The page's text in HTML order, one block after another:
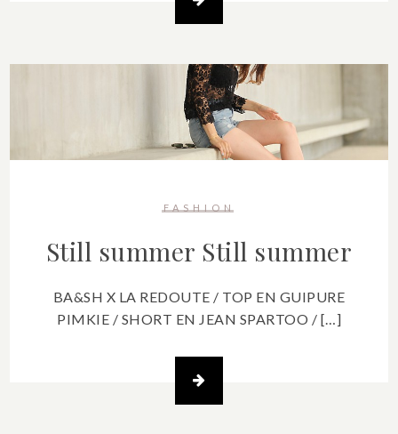
FASHION
Still summer Still summer
BA&SH X LA REDOUTE / TOP EN GUIPURE
PIMKIE / SHORT EN JEAN SPARTOO / […]